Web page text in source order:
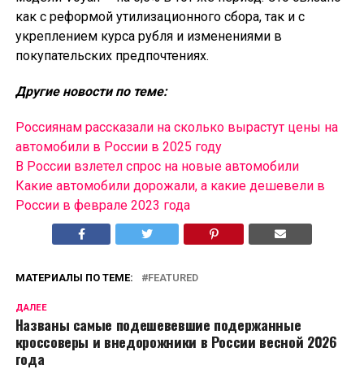
как с реформой утилизационного сбора, так и с
укреплением курса рубля и изменениями в
покупательских предпочтениях.
Другие новости по теме:
Россиянам рассказали на сколько вырастут цены на
автомобили в России в 2025 году
В России взлетел спрос на новые автомобили
Какие автомобили дорожали, а какие дешевели в
России в феврале 2023 года
МАТЕРИАЛЫ ПО ТЕМЕ: FEATURED
ДАЛЕЕ
Названы самые подешевевшие подержанные
кроссоверы и внедорожники в России весной 2026
года